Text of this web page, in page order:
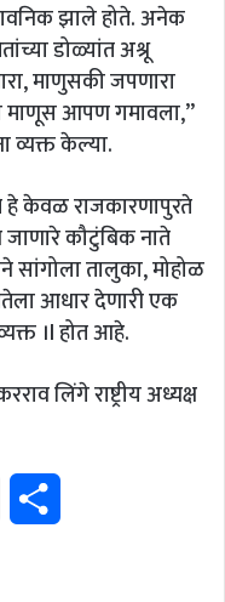
झाले होते. अनेक
डोळ्यांत अश्रू
माणुसकी जपणारा
माणूस आपण गमावला,”
व्यक्त केल्या.
केवळ राजकारणापुरते
जाणारे कौटुंबिक नाते
सांगोला तालुका, मोहोळ
आधार देणारी एक
।l होत आहे.
लिंगे राष्ट्रीय अध्यक्ष